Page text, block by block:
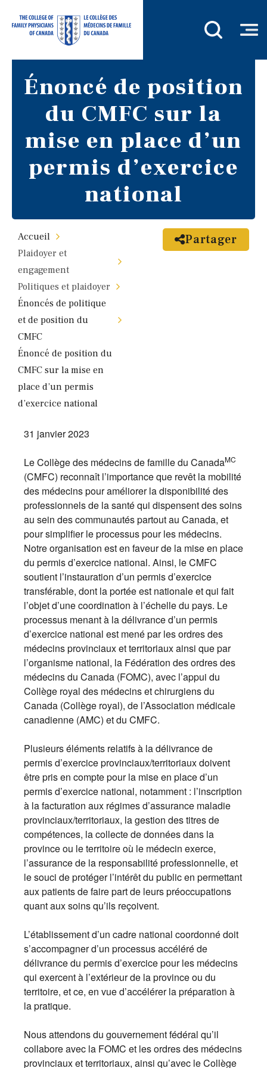
Énoncé de position
du CMFC sur la
mise en place d’un
permis d’exercice
national
Accueil
Plaidoyer et
engagement
Politiques et plaidoyer
Énoncés de politique
et de position du
CMFC
Énoncé de position du
CMFC sur la mise en
place d’un permis
d’exercice national
Partager
31 janvier 2023
Le Collège des médecins de famille du CanadaMC
(CMFC) reconnaît l’importance que revêt la mobilité
des médecins pour améliorer la disponibilité des
professionnels de la santé qui dispensent des soins
au sein des communautés partout au Canada, et
pour simplifier le processus pour les médecins.
Notre organisation est en faveur de la mise en place
du permis d’exercice national. Ainsi, le CMFC
soutient l’instauration d’un permis d’exercice
transférable, dont la portée est nationale et qui fait
l’objet d’une coordination à l’échelle du pays. Le
processus menant à la délivrance d’un permis
d’exercice national est mené par les ordres des
médecins provinciaux et territoriaux ainsi que par
l’organisme national, la Fédération des ordres des
médecins du Canada (FOMC), avec l’appui du
Collège royal des médecins et chirurgiens du
Canada (Collège royal), de l’Association médicale
canadienne (AMC) et du CMFC.
Plusieurs éléments relatifs à la délivrance de
permis d’exercice provinciaux/territoriaux doivent
être pris en compte pour la mise en place d’un
permis d’exercice national, notamment : l’inscription
à la facturation aux régimes d’assurance maladie
provinciaux/territoriaux, la gestion des titres de
compétences, la collecte de données dans la
province ou le territoire où le médecin exerce,
l’assurance de la responsabilité professionnelle, et
le souci de protéger l’intérêt du public en permettant
aux patients de faire part de leurs préoccupations
quant aux soins qu’ils reçoivent.
L’établissement d’un cadre national coordonné doit
s’accompagner d’un processus accéléré de
délivrance du permis d’exercice pour les médecins
qui exercent à l’extérieur de la province ou du
territoire, et ce, en vue d’accélérer la préparation à
la pratique.
Nous attendons du gouvernement fédéral qu’il
collabore avec la FOMC et les ordres des médecins
provinciaux et territoriaux, ainsi qu’avec le Collège